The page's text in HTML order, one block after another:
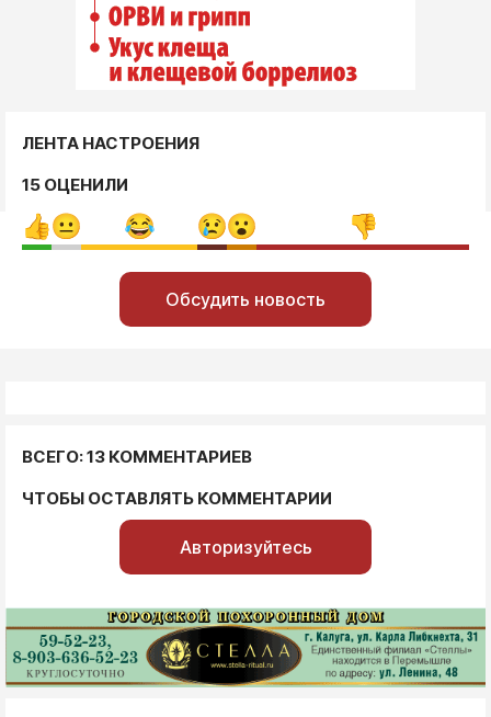
ЛЕНТА НАСТРОЕНИЯ
15 ОЦЕНИЛИ
Обсудить новость
ВСЕГО: 13 КОММЕНТАРИЕВ
ЧТОБЫ ОСТАВЛЯТЬ КОММЕНТАРИИ
Авторизуйтесь